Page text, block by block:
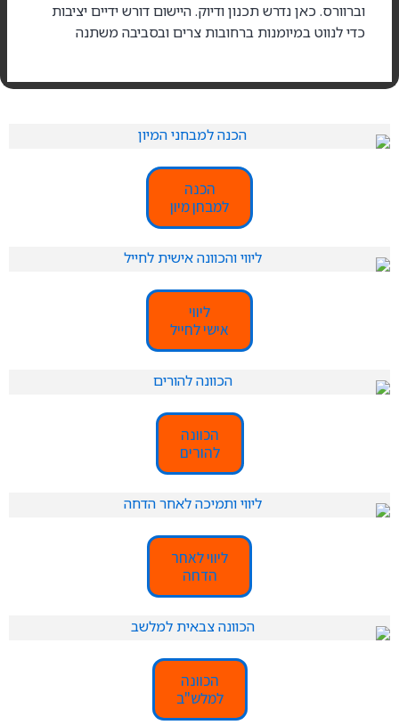
וברוורס. כאן נדרש תכנון ודיוק. היישום דורש ידיים יציבות
כדי לנווט במיומנות ברחובות צרים ובסביבה משתנה
הכנה
למבחן מיון
ליווי
אישי לחייל
הכוונה
להורים
ליווי לאחר
הדחה
הכוונה
למלש"ב